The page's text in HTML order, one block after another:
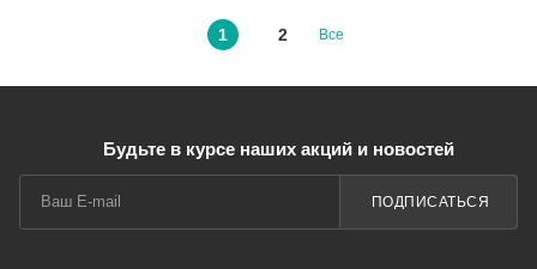
1 2 Все
Будьте в курсе наших акций и новостей
ПОДПИСАТЬСЯ